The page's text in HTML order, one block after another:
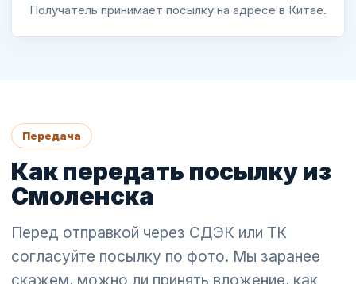
Получатель принимает посылку на адресе в Китае.
Передача
Как передать посылку из
Смоленска
Перед отправкой через СДЭК или ТК
согласуйте посылку по фото. Мы заранее